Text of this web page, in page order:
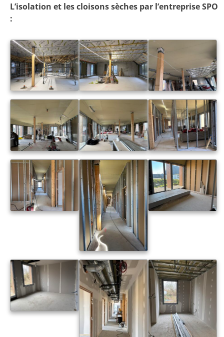
L’isolation et les cloisons sèches par l’entreprise SPO
: